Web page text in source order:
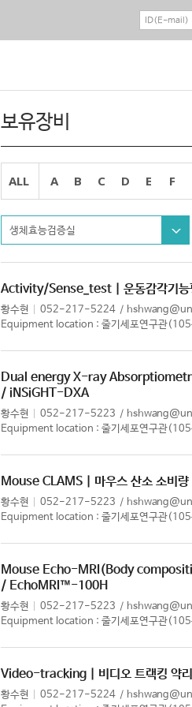
보유장비
ALL A B C D E F
생체효능검증실
Activity/Sense_test | 운동감각기능
황수현 052-217-5224
Equipment location : 줄기세포연구관(105
Dual energy X-ray
/ iNSiGHT-DXA
황수현 052-217-5223
Equipment location : 줄기세포연구관(105
Mouse CLAMS | 마우스 산소 소비량
황수현 052-217-5223
Equipment location : 줄기세포연구관(105
Mouse Echo-MRI(Body
/ EchoMRI™-100H
황수현 052-217-5223
Equipment location : 줄기세포연구관(105
Video-tracking | 비디오 트랙킹 약리
황수현 052-217-5224